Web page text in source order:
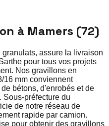
à Mamers (72)
assure la livraison
pour tous vos projets
Nos gravillons en
16 mm conviennent
bétons, d'enrobés et de
Sous-préfecture du
de notre réseau de
rapide par camion.
pour obtenir des gravillons